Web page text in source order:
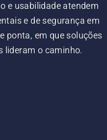
e usabilidade atendem
e de segurança em
ponta, em que soluções
lideram o caminho.